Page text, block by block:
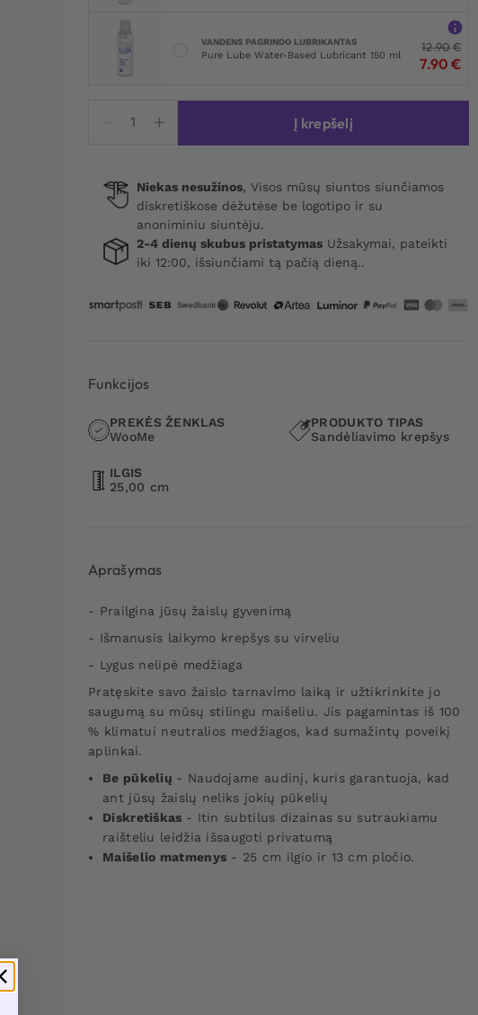
VANDENS PAGRINDO LUBRIKANTAS
Pure Lube Water-Based Lubricant 150 ml
12.90€
7.90 €
kiekis:
Black
25x13
cm
Į krepšelį
Niekas nesužinos, Visos mūsų siuntos siunčiamos
diskretiškose dėžutėse be logotipo ir su
anoniminiu siuntėju.
2-4 dienų skubus pristatymas Užsakymai, pateikti
iki 12:00, išsiunčiami tą pačią dieną..
Funkcijos
PREKĖS ŽENKLAS
WooMe
PRODUKTO TIPAS
Sandėliavimo krepšys
ILGIS
25,00 cm
Aprašymas
- Prailgina jūsų žaislų gyvenimą
- Išmanusis laikymo krepšys su virveliu
- Lygus nelipė medžiaga
Pratęskite savo žaislo tarnavimo laiką ir užtikrinkite jo
saugumą su mūsų stilingu maišeliu. Jis pagamintas iš 100
% klimatui neutralios medžiagos, kad sumažintų poveikį
aplinkai.
Be pūkelių - Naudojame audinį, kuris garantuoja, kad
ant jūsų žaislų neliks jokių pūkelių
Diskretiškas - Itin subtilus dizainas su sutraukiamu
raišteliu leidžia išsaugoti privatumą
Maišelio matmenys - 25 cm ilgio ir 13 cm pločio.